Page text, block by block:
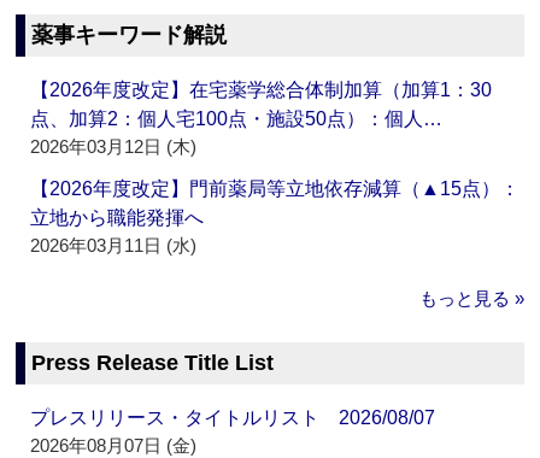
薬事キーワード解説
【2026年度改定】在宅薬学総合体制加算（加算1：30
点、加算2：個人宅100点・施設50点）：個人…
2026年03月12日 (木)
【2026年度改定】門前薬局等立地依存減算（▲15点）：
立地から職能発揮へ
2026年03月11日 (水)
もっと見る »
Press Release Title List
プレスリリース・タイトルリスト 2026/08/07
2026年08月07日 (金)